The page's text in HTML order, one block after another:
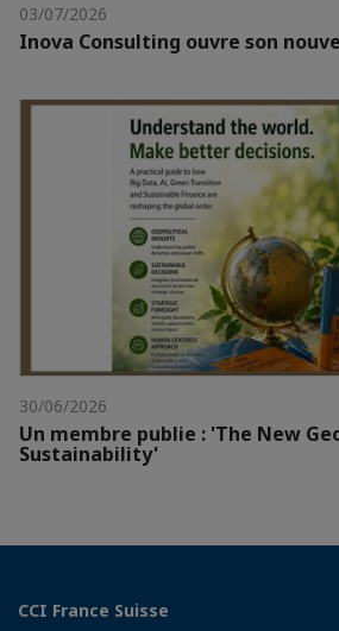
03/07/2026
Inova Consulting ouvre son
30/06/2026
Un membre publie : 'The New
Sustainability'
CCI France Suisse